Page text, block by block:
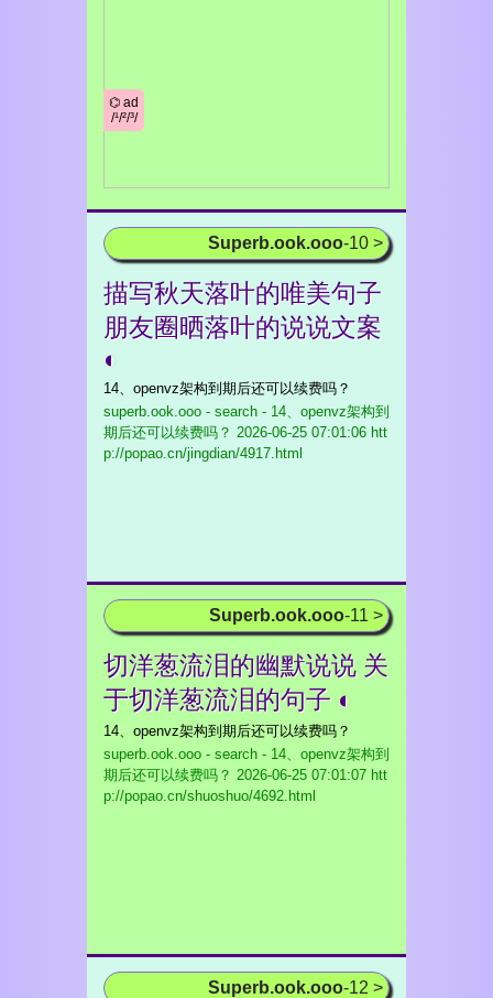
⌬ ad
/¹/²/³/
Superb.ook.ooo-10 >
描写秋天落叶的唯美句子
朋友圈晒落叶的说说文案
◐
14、openvz架构到期后还可以续费吗？
superb.ook.ooo - search - 14、openvz架构到
期后还可以续费吗？ 2026-06-25 07:01:06 htt
p://popao.cn/jingdian/4917.html
Superb.ook.ooo-11 >
切洋葱流泪的幽默说说 关
于切洋葱流泪的句子 ◐
14、openvz架构到期后还可以续费吗？
superb.ook.ooo - search - 14、openvz架构到
期后还可以续费吗？ 2026-06-25 07:01:07 htt
p://popao.cn/shuoshuo/4692.html
Superb.ook.ooo-12 >